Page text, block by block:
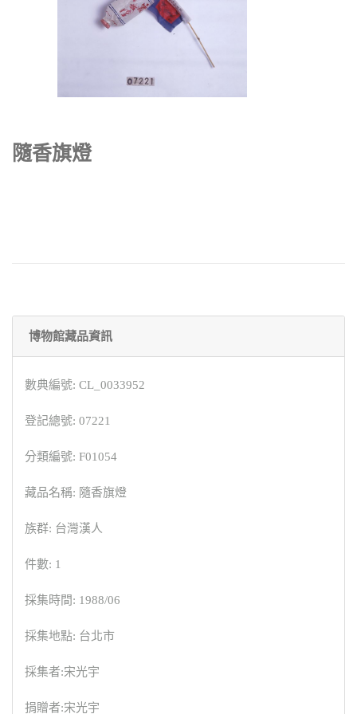
隨香旗燈
博物館藏品資訊
數典編號: CL_0033952
登記總號: 07221
分類編號: F01054
藏品名稱: 隨香旗燈
族群: 台灣漢人
件數: 1
採集時間: 1988/06
採集地點: 台北市
採集者:宋光宇
捐贈者:宋光宇